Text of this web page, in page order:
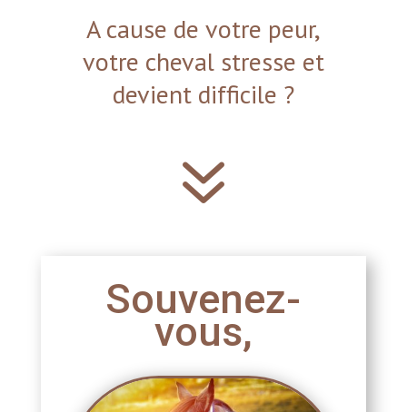
A cause de votre peur,
votre cheval stresse et
devient difficile ?
7
Souvenez-
vous,